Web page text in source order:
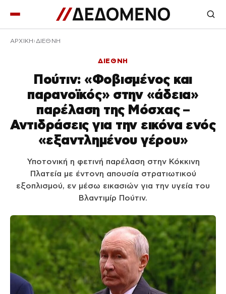
ΑΡΧΙΚΉ ΔΙΕΘΝΗ
ΔΙΕΘΝΗ
Πούτιν: «Φοβισμένος και
παρανοϊκός» στην «άδεια»
παρέλαση της Μόσχας –
Αντιδράσεις για την εικόνα ενός
«εξαντλημένου γέρου»
Υποτονική η φετινή παρέλαση στην Κόκκινη
Πλατεία με έντονη απουσία στρατιωτικού
εξοπλισμού, εν μέσω εικασιών για την υγεία του
Βλαντιμίρ Πούτιν.